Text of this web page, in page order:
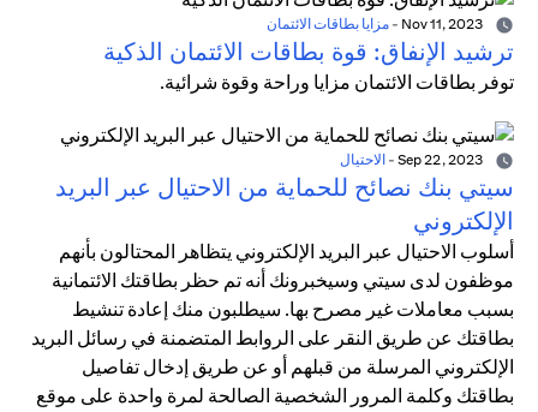
- مزايا بطاقات الائتمان
ترشيد الإنفاق: قوة بطاقات الائتمان الذكية
توفر بطاقات الائتمان مزايا وراحة وقوة شرائية.
- الاحتيال
سيتي بنك نصائح للحماية من الاحتيال عبر البريد
الإلكتروني
أسلوب الاحتيال عبر البريد الإلكتروني يتظاهر المحتالون بأنهم
موظفون لدى سيتي وسيخبرونك أنه تم حظر بطاقتك الائتمانية
بسبب معاملات غير مصرح بها. سيطلبون منك إعادة تنشيط
بطاقتك عن طريق النقر على الروابط المتضمنة في رسائل البريد
الإلكتروني المرسلة من قبلهم أو عن طريق إدخال تفاصيل
بطاقتك وكلمة المرور الشخصية الصالحة لمرة واحدة على موقع